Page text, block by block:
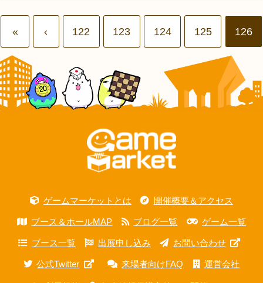
« ‹ 122 123 124 125 126
ゲームマーケットとは 開催概要＆アクセス
ブース＆ホールMAP ブログ一覧 ゲーム一覧
ブース一覧 出展申し込み お問い合わせ
公式Twitter 来場者向けFAQ 運営会社